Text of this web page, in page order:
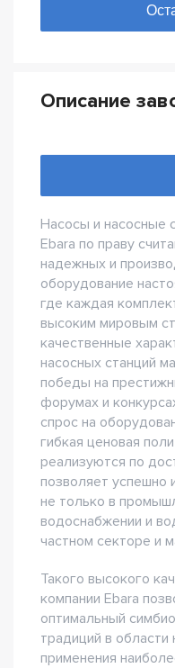
Описание
Насосы и насосные
Ebara по праву
надежных и
оборудование
где каждая
высоким мировым
качественные
насосных станций
победы на
форумах и
спрос на
гибкая ценовая
реализуются по
позволяет успешно
не только в
водоснабжении и
частном секторе и
Такого высокого
компании Ebara
оптимальный
традиций в области
применения